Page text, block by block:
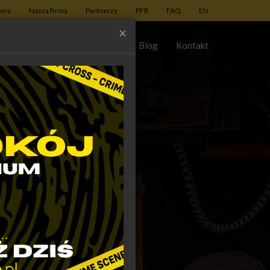
Nasza firma Partnerzy PFR FAQ EN
Blog Kontakt
×